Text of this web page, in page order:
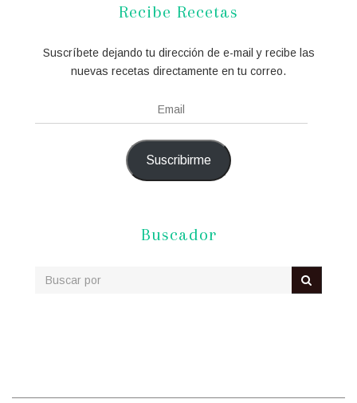
Recibe Recetas
Suscríbete dejando tu dirección de e-mail y recibe las
nuevas recetas directamente en tu correo.
Email
Suscribirme
Buscador